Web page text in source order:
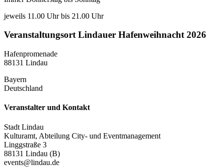
jeweils 11.00 Uhr bis 21.00 Uhr
Veranstaltungsort Lindauer Hafenweihnacht 2026
Hafenpromenade
88131 Lindau
Bayern
Deutschland
Veranstalter und Kontakt
Stadt Lindau
Kulturamt, Abteilung City- und Eventmanagement
Linggstraße 3
88131 Lindau (B)
events@lindau.de